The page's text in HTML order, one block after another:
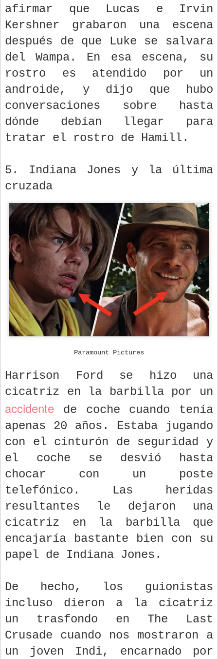
afirmar que Lucas e Irvin
Kershner grabaron una escena
después de que Luke se salvara
del Wampa. En esa escena, su
rostro es atendido por un
androide, y dijo que hubo
conversaciones sobre hasta
dónde debían llegar para
tratar el rostro de Hamill.
5. Indiana Jones y la última
cruzada
Paramount Pictures
Harrison Ford se hizo una
cicatriz en la barbilla por un
accidente de coche cuando tenía
apenas 20 años. Estaba jugando
con el cinturón de seguridad y
el coche se desvió hasta
chocar con un poste
telefónico. Las heridas
resultantes le dejaron una
cicatriz en la barbilla que
encajaría bastante bien con su
papel de Indiana Jones.
De hecho, los guionistas
incluso dieron a la cicatriz
un trasfondo en The Last
Crusade cuando nos mostraron a
un joven Indi, encarnado por